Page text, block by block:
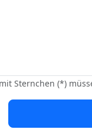
Sternchen (*)